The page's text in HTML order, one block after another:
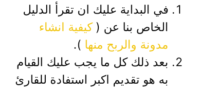
في البداية عليك ان تقرأ الدليل
الخاص بنا عن (كيفية انشاء
مدونة والربح منها ).
بعد ذلك كل ما يجب عليك القيام
به هو تقديم اكبر استفادة للقارئ